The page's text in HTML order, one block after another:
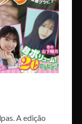
A edição